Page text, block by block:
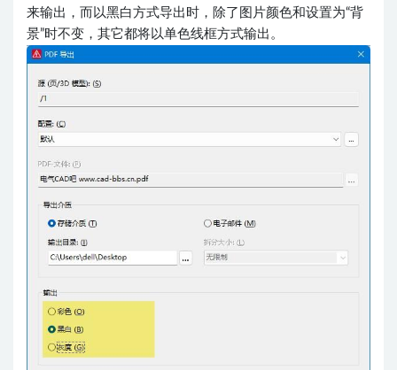
来输出，而以黑白方式导出时，除了图片颜色和设置为“背
景”时不变，其它都将以单色线框方式输出。